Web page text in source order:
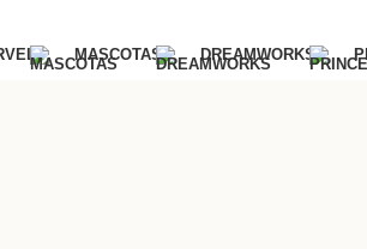
MASCOTAS DREAMWORKS